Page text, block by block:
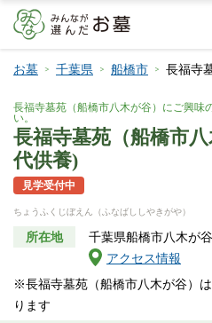
お墓 千葉県 船橋市 長福寺
長福寺墓苑（船橋市八木が谷）にご興味
い。
長福寺墓苑（船橋市
代供養)
見学受付中
ちょうふくじぼえん（ふなばししやきがや）
所在地
千葉県船橋市八木が
アクセス情報
※長福寺墓苑（船橋市八木が谷）
ります